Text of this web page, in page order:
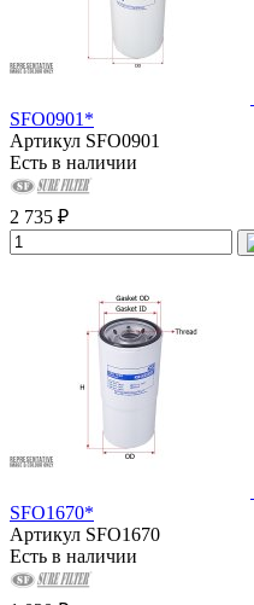
SFO0901*
Артикул SFO0901
Есть в наличии
2 735 ₽
SFO1670*
Артикул SFO1670
Есть в наличии